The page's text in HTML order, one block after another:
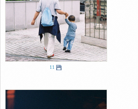
11